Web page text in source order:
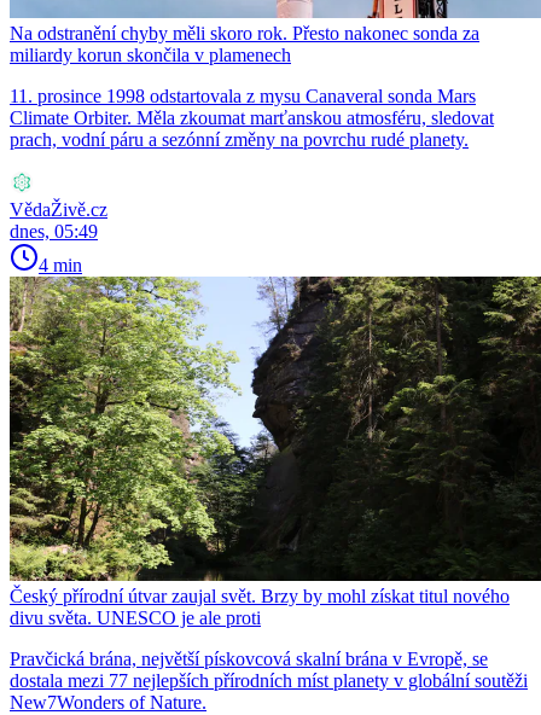
Na odstranění chyby měli skoro rok. Přesto nakonec sonda za
miliardy korun skončila v plamenech
11. prosince 1998 odstartovala z mysu Canaveral sonda Mars
Climate Orbiter. Měla zkoumat marťanskou atmosféru, sledovat
prach, vodní páru a sezónní změny na povrchu rudé planety.
VědaŽivě.cz
dnes, 05:49
4 min
Český přírodní útvar zaujal svět. Brzy by mohl získat titul nového
divu světa. UNESCO je ale proti
Pravčická brána, největší pískovcová skalní brána v Evropě, se
dostala mezi 77 nejlepších přírodních míst planety v globální soutěži
New7Wonders of Nature.